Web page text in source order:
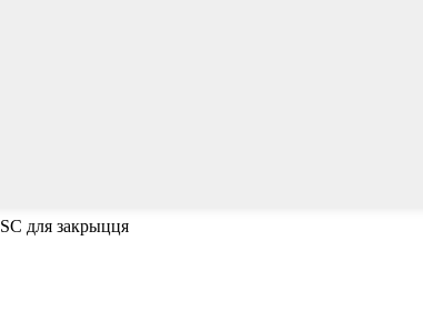
для закрыцця